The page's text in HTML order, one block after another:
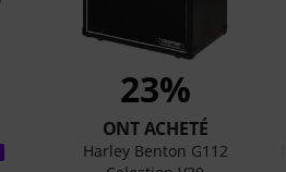
23%
ONT ACHETÉ
Harley Benton G112